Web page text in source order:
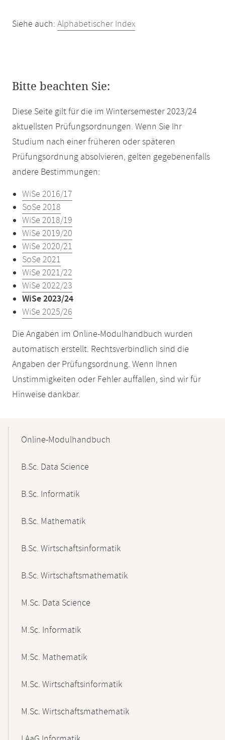
Siehe auch: Alphabetischer Index
Bitte beachten Sie:
Diese Seite gilt für die im Wintersemester 2023/24
aktuellsten Prüfungsordnungen. Wenn Sie Ihr
Studium nach einer früheren oder späteren
Prüfungsordnung absolvieren, gelten gegebenenfalls
andere Bestimmungen:
WiSe 2016/17
SoSe 2018
WiSe 2018/19
WiSe 2019/20
WiSe 2020/21
SoSe 2021
WiSe 2021/22
WiSe 2022/23
WiSe 2023/24
WiSe 2025/26
Die Angaben im Online-Modulhandbuch wurden
automatisch erstellt. Rechtsverbindlich sind die
Angaben der Prüfungsordnung. Wenn Ihnen
Unstimmigkeiten oder Fehler auffallen, sind wir für
Hinweise dankbar.
NavigationOnline-Modulhandbuch
B.Sc. Data Science
B.Sc. Informatik
B.Sc. Mathematik
B.Sc. Wirtschaftsinformatik
B.Sc. Wirtschaftsmathematik
M.Sc. Data Science
M.Sc. Informatik
M.Sc. Mathematik
M.Sc. Wirtschaftsinformatik
M.Sc. Wirtschaftsmathematik